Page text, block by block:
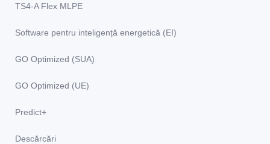
TS4-A Flex MLPE
Software pentru inteligență energetică (EI)
GO Optimized (SUA)
GO Optimized (UE)
Predict+
Descărcări